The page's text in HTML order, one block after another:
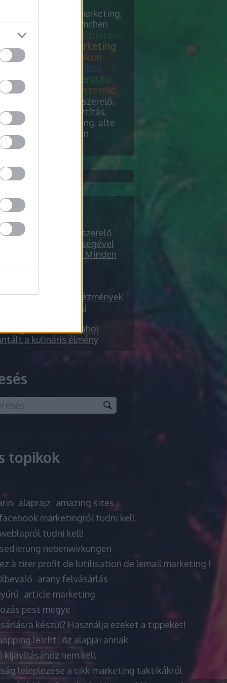
down pillows,
keresőmarketing,
verblender riemchen
chiptuning, verblender
pillows
keresőmarketing
felsőfokon
szőnyegtisztítás
és teherautó
chiptuning, fűtésszerelő
vízszerelő,
pillows, szőnyegtisztítás,
chiptuning, alte
verblender riemchen
5
árak és vízszerelő
angolul péter segítségével
Budapest - Minden
különbözik az Intézmények
más takarítási
5 legjobb étterme, ahol
a kulináris élmény
topikok
alaprajz amazing sites
marketingről tudni kell
tudni kell!
nebenwirkungen
à tirer profit de lutilisation de lemail marketing !
arany felvásárlás
article marketing
pest megye
készül? Használja ezeket a tippeket!
leicht Az alapjai annak
kijavításához nem kell
leleplezése a cikk marketing taktikákról